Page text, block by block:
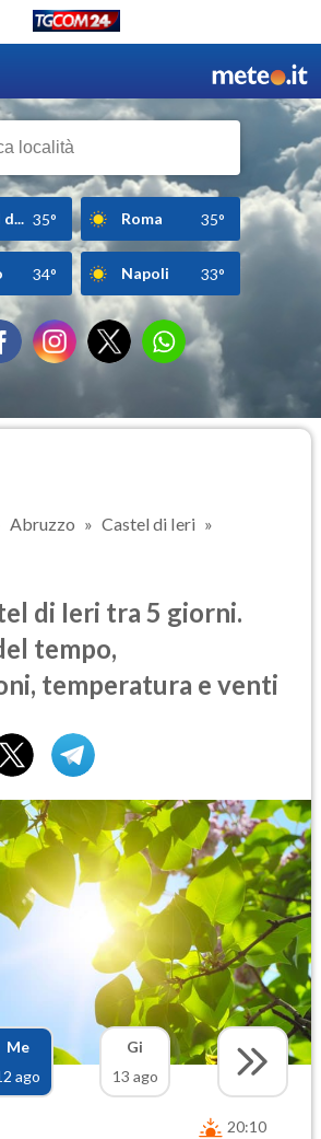
35° Roma 35°
34° Napoli 33°
Abruzzo
Castel di Ieri
di Ieri tra 5 giorni.
tempo,
temperatura e venti
Me
ago
Gi
13 ago
20:10